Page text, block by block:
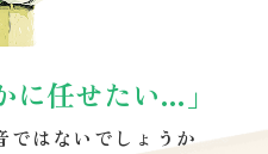
に任せたい...」
ではないでしょうか